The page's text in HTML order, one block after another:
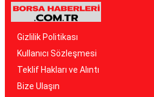
Gizlilik Politikası
Kullanıcı Sözleşmesi
Teklif Hakları ve Alıntı
Bize Ulaşın